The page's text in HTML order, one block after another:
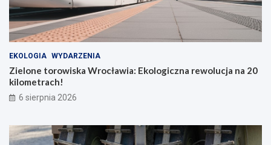
EKOLOGIA WYDARZENIA
Zielone torowiska Wrocławia: Ekologiczna rewolucja na 20
kilometrach!
6 sierpnia 2026